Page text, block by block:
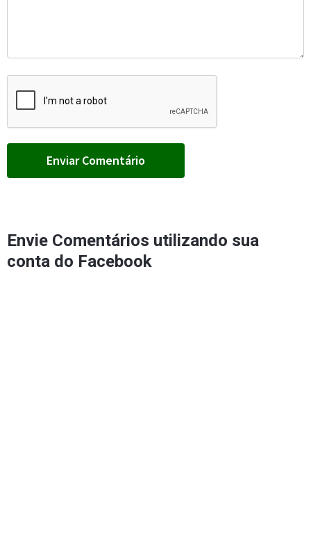
Envie Comentários utilizando sua
conta do Facebook